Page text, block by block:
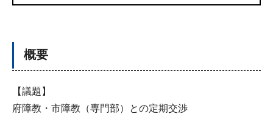
概要
【議題】
府障教・市障教（専門部）との定期交渉